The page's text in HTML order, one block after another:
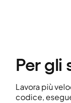
Per gli
Lavora più
codice,